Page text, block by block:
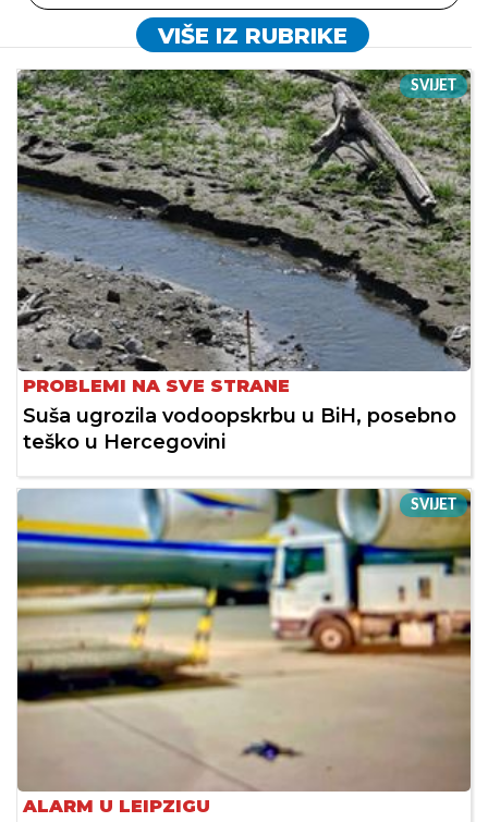
VIŠE IZ RUBRIKE
SVIJET
PROBLEMI NA SVE STRANE
Suša ugrozila vodoopskrbu u BiH, posebno
teško u Hercegovini
SVIJET
ALARM U LEIPZIGU